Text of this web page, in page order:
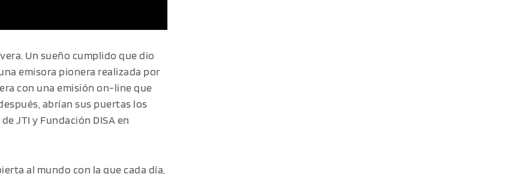
Un sueño cumplido que dio
emisora pionera realizada por
con una emisión on-line que
abrían sus puertas los
JTI y Fundación DISA en
al mundo con la que cada día,